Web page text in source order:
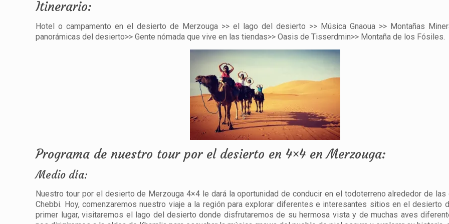
Itinerario:
Hotel o campamento en el desierto de Merzouga >> el lago del desierto >> Música Gnaoua >> Montañas
panorámicas del desierto>> Gente nómada que vive en las tiendas>> Oasis de Tisserdmin>> Montaña de los Fósiles.
Programa de nuestro tour por el desierto en 4×4 en Merzouga:
Medio día:
Nuestro tour por el desierto de Merzouga 4×4 le dará la oportunidad de conducir en el todoterreno alrededor de las
Chebbi. Hoy, comenzaremos nuestro viaje a la región para explorar diferentes e interesantes sitios en el desierto
primer lugar, visitaremos el lago del desierto donde disfrutaremos de su hermosa vista y de muchas aves